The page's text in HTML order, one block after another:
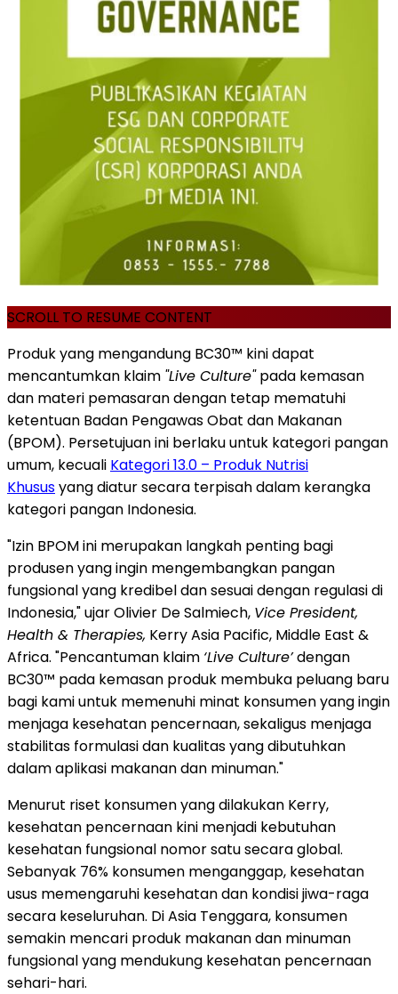
SCROLL TO RESUME CONTENT
Produk yang mengandung BC30™ kini dapat
mencantumkan klaim "Live Culture"pada kemasan
dan materi pemasaran dengan tetap mematuhi
ketentuan Badan Pengawas Obat dan Makanan
(BPOM). Persetujuan ini berlaku untuk kategori pangan
umum, kecuali Kategori 13.0 – Produk Nutrisi
Khususyang diatur secara terpisah dalam kerangka
kategori pangan Indonesia.
"Izin BPOM ini merupakan langkah penting bagi
produsen yang ingin mengembangkan pangan
fungsional yang kredibel dan sesuai dengan regulasi di
Indonesia," ujar Olivier De Salmiech, Vice President,
Health & Therapies, Kerry Asia Pacific, Middle East &
Africa. "Pencantuman klaim ‘Live Culture’dengan
BC30™ pada kemasan produk membuka peluang baru
bagi kami untuk memenuhi minat konsumen yang ingin
menjaga kesehatan pencernaan, sekaligus menjaga
stabilitas formulasi dan kualitas yang dibutuhkan
dalam aplikasi makanan dan minuman."
Menurut riset konsumen yang dilakukan Kerry,
kesehatan pencernaan kini menjadi kebutuhan
kesehatan fungsional nomor satu secara global.
Sebanyak 76% konsumen menganggap, kesehatan
usus memengaruhi kesehatan dan kondisi jiwa-raga
secara keseluruhan. Di Asia Tenggara, konsumen
semakin mencari produk makanan dan minuman
fungsional yang mendukung kesehatan pencernaan
sehari-hari.